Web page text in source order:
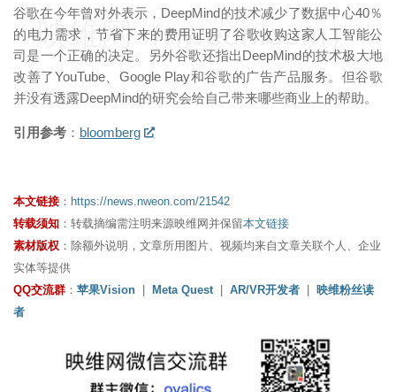
谷歌在今年曾对外表示，DeepMind的技术减少了数据中心40％
的电力需求，节省下来的费用证明了谷歌收购这家人工智能公
司是一个正确的决定。另外谷歌还指出DeepMind的技术极大地
改善了YouTube、Google Play和谷歌的广告产品服务。但谷歌
并没有透露DeepMind的研究会给自己带来哪些商业上的帮助。
引用参考 ： bloomberg
映维网（nweon.com）
本文链接 ： https://news.nweon.com/21542
转载须知 ：转载摘编需注明来源映维网并保留本文链接
素材版权 ：除额外说明，文章所用图片、视频均来自文章关联个人、企业
实体等提供
QQ交流群 ： 苹果Vision Meta Quest AR/VR开发者
映维粉丝读
者